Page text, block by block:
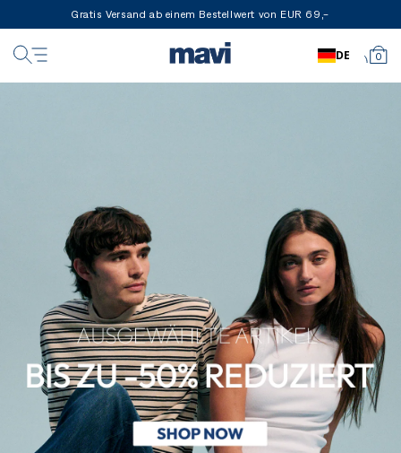
Gratis Versand ab einem Bestellwert von EUR 69,-
0
DE